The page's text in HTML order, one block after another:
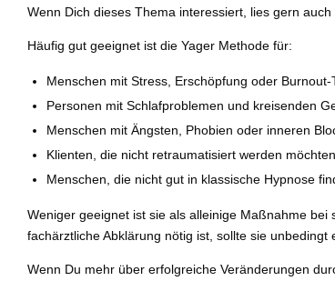
Wenn Dich dieses Thema interessiert, lies gern
Häufig gut geeignet ist die Yager Methode für:
Menschen mit Stress, Erschöpfung oder Burnout-
Personen mit Schlafproblemen und kreisenden
Menschen mit Ängsten, Phobien oder inneren
Klienten, die nicht retraumatisiert werden möchten
Menschen, die nicht gut in klassische Hypnose
Weniger geeignet ist sie als alleinige Maßnahme
fachärztliche Abklärung nötig ist, sollte sie unbedingt
Wenn Du mehr über erfolgreiche Veränderungen